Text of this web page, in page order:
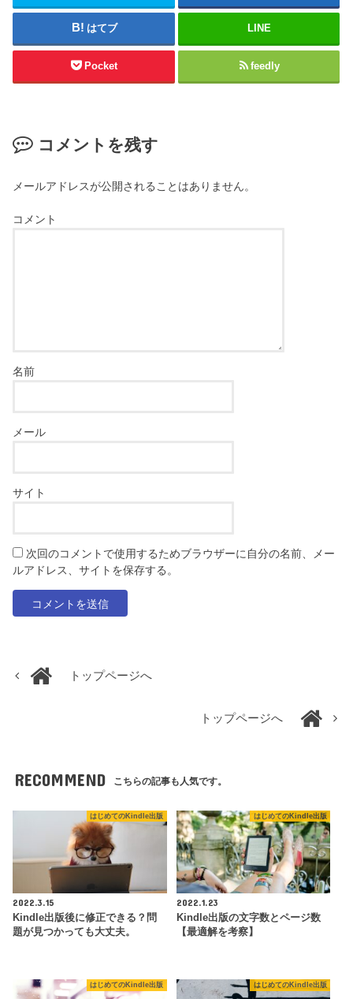
はてブ LINE
Pocket feedly
コメントを残す
メールアドレスが公開されることはありません。
コメント
名前
メール
サイト
次回のコメントで使用するためブラウザーに自分の名前、メー
ルアドレス、サイトを保存する。
トップページへ
トップページへ
RECOMMEND こちらの記事も人気です。
はじめてのKindle出版
2022.3.15
Kindle出版後に修正できる？問
題が見つかっても大丈夫。
はじめてのKindle出版
2022.1.23
Kindle出版の文字数とページ数
【最適解を考察】
はじめてのKindle出版 はじめてのKindle出版